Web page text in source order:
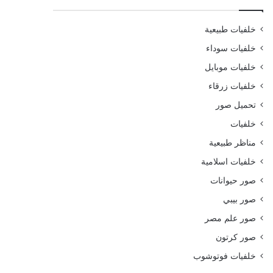
خلفيات طبيعية
خلفيات سوداء
خلفيات موبايل
خلفيات زرقاء
تحميل صور
خلفيات
مناظر طبيعية
خلفيات اسلامية
صور حيوانات
صور بيبي
صور علم مصر
صور كرتون
خلفيات فوتوشوب